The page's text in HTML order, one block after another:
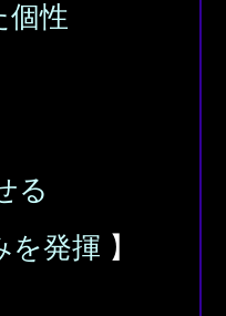
個性
る
を発揮 】